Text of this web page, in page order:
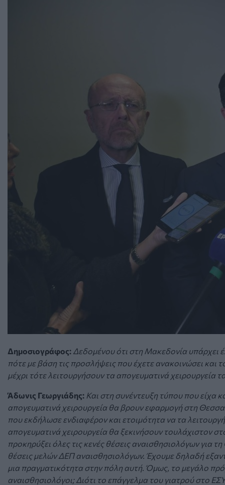
Δημοσιογράφος: Δεδομένου ότι στη Μακεδονία υπάρχει
πότε με βάση τις προσλήψεις που έχετε ανακοινώσει
μέχρι τότε λειτουργήσουν τα απογευματινά χειρουργεία
Άδωνις Γεωργιάδης: Και στη συνέντευξη τύπου που είχα
απογευματινά χειρουργεία θα βρουν εφαρμογή στη
που εκδήλωσε ενδιαφέρον και ετοιμότητα να τα
απογευματινά χειρουργεία θα ξεκινήσουν τουλάχιστον
προκηρύξει όλες τις κενές θέσεις αναισθησιολόγων
θέσεις μελών ΔΕΠ αναισθησιολόγων. Έχουμε δηλαδή
μια πραγματικότητα στην πόλη αυτή. Όμως, το μεγάλο
αναισθησιολόγοι; Διότι το επάγγελμα του γιατρού στο